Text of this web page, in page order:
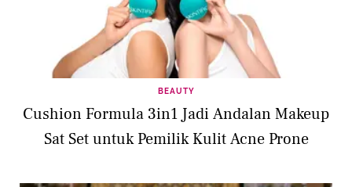
BEAUTY
Cushion Formula 3in1 Jadi Andalan Makeup
Sat Set untuk Pemilik Kulit Acne Prone